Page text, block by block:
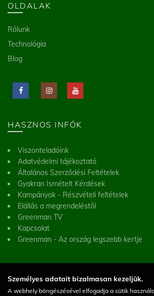
OLDALAK
Rólunk
Technológia
Blog
HASZNOS INFÓK
Viszonteladóink
Adatvédelmi tájékoztató
Általános Szerződési Feltételek
Gyakran Ismételt Kérdések
Kampányok - Részvételi feltételek
Elállás a megrendeléstől
Greenman TV
Kapcsolat
Greenman - Az ország legszebb kertje
GREENMAN
Greenman Kft.
Személyes adatait bizalmasan kezeljük.
A webhely böngészésével elfogadja a sütik